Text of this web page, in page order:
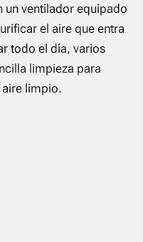
un ventilador equipado
el aire que entra
todo el día, varios
limpieza para
limpio.